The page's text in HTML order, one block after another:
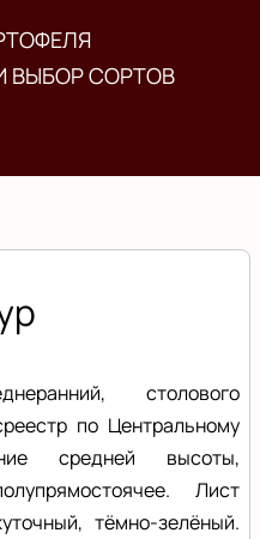
ВЫБОР СОРТОВ
столового
по Центральному
средней высоты,
Лист
тёмно-зелёный.